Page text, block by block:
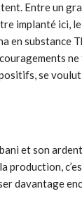
Entre un
implanté ici,
en substance
se
et son
production,
davantage